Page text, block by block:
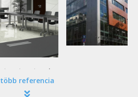
több referencia